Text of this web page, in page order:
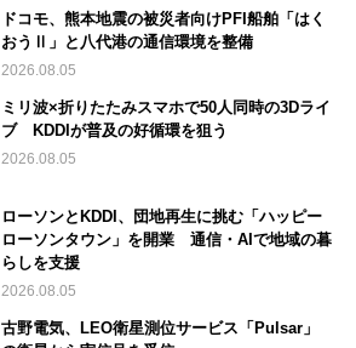
ドコモ、熊本地震の被災者向けPFI船舶「はく
おうⅡ」と八代港の通信環境を整備
2026.08.05
ミリ波×折りたたみスマホで50人同時の3Dライ
ブ KDDIが普及の好循環を狙う
2026.08.05
ローソンとKDDI、団地再生に挑む「ハッピー
ローソンタウン」を開業 通信・AIで地域の暮
らしを支援
2026.08.05
古野電気、LEO衛星測位サービス「Pulsar」